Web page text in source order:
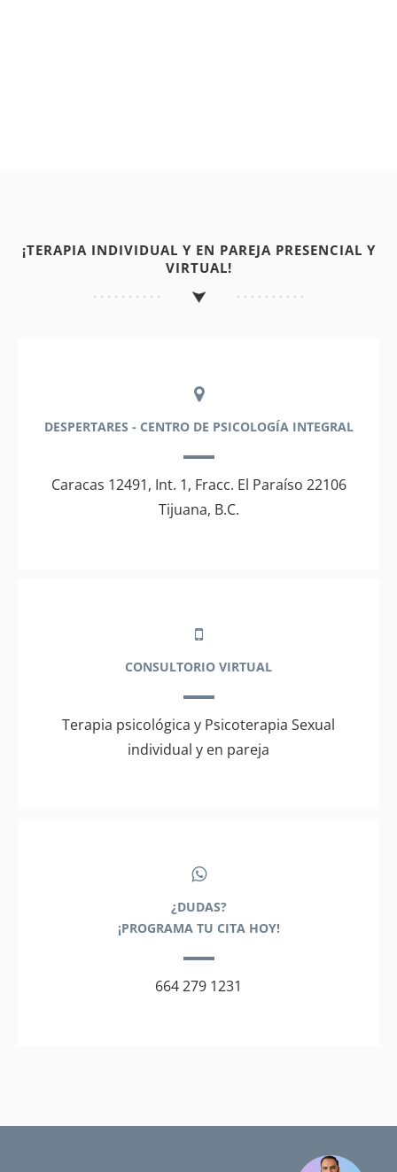
¡TERAPIA INDIVIDUAL Y EN PAREJA PRESENCIAL Y
VIRTUAL!
DESPERTARES - CENTRO DE PSICOLOGÍA INTEGRAL
Caracas 12491, Int. 1, Fracc. El Paraíso 22106
Tijuana, B.C.
CONSULTORIO VIRTUAL
Terapia psicológica y Psicoterapia Sexual
individual y en pareja
¿DUDAS?
¡PROGRAMA TU CITA HOY!
664 279 1231